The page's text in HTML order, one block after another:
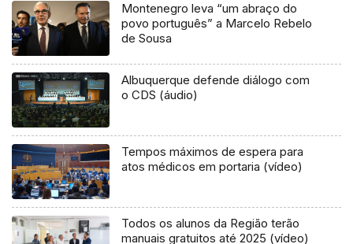
Montenegro leva “um abraço do
povo português” a Marcelo Rebelo
de Sousa
Albuquerque defende diálogo com
o CDS (áudio)
Tempos máximos de espera para
atos médicos em portaria (vídeo)
Todos os alunos da Região terão
manuais gratuitos até 2025 (vídeo)